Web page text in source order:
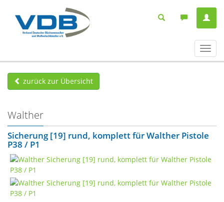
ein-/
zurück zur Übersicht
Walther
Sicherung [19] rund, komplett für Walther Pistole
P38 / P1